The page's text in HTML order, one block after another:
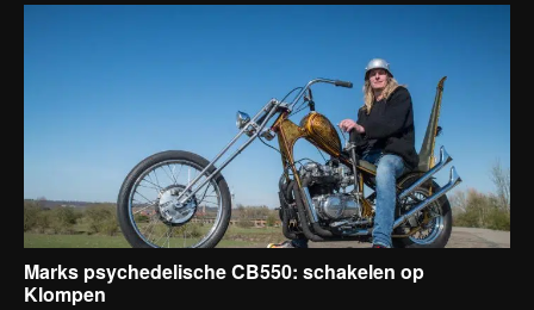
Marks psychedelische CB550: schakelen op
Klompen